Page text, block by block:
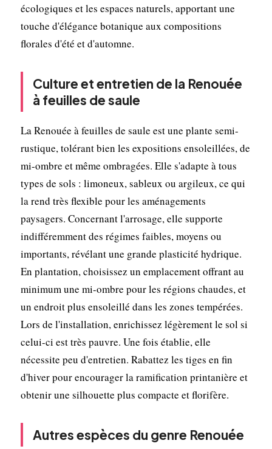
écologiques et les espaces naturels, apportant une
touche d'élégance botanique aux compositions
florales d'été et d'automne.
Culture et entretien de la Renouée
à feuilles de saule
La Renouée à feuilles de saule est une plante semi-
rustique, tolérant bien les expositions ensoleillées, de
mi-ombre et même ombragées. Elle s'adapte à tous
types de sols : limoneux, sableux ou argileux, ce qui
la rend très flexible pour les aménagements
paysagers. Concernant l'arrosage, elle supporte
indifféremment des régimes faibles, moyens ou
importants, révélant une grande plasticité hydrique.
En plantation, choisissez un emplacement offrant au
minimum une mi-ombre pour les régions chaudes, et
un endroit plus ensoleillé dans les zones tempérées.
Lors de l'installation, enrichissez légèrement le sol si
celui-ci est très pauvre. Une fois établie, elle
nécessite peu d'entretien. Rabattez les tiges en fin
d'hiver pour encourager la ramification printanière et
obtenir une silhouette plus compacte et florifère.
Autres espèces du genre Renouée